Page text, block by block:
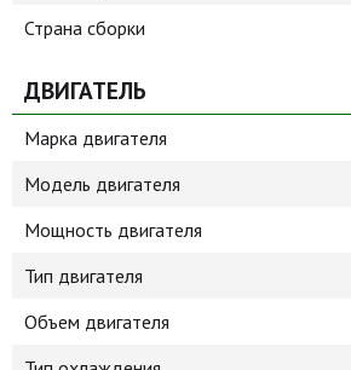
Страна сборки
ДВИГАТЕЛЬ
Марка двигателя
Модель двигателя
Мощность двигателя
Тип двигателя
Объем двигателя